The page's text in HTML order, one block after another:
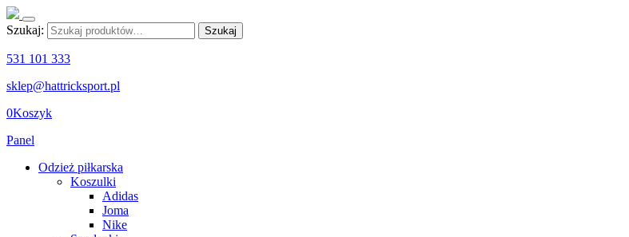
Szukaj: Szukaj
531 101 333
sklep@hattricksport.pl
0Koszyk
Panel
Odzież piłkarska
Koszulki
Adidas
Joma
Nike